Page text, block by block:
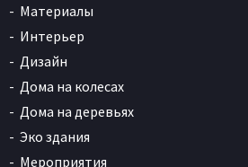
Материалы
Интерьер
Дизайн
Дома на колесах
Дома на деревьях
Эко здания
Мероприятия